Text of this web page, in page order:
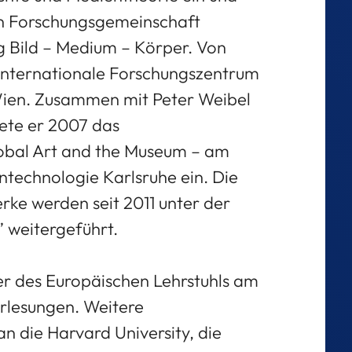
Forschungsgemeinschaft
– Medium – Körper. Von
Forschungszentrum
Zusammen mit Peter Weibel
er 2007 das
Art and the Museum – am
Karlsruhe ein. Die
werden seit 2011 unter der
weitergeführt.
Europäischen Lehrstuhls am
Weitere
die Harvard University, die